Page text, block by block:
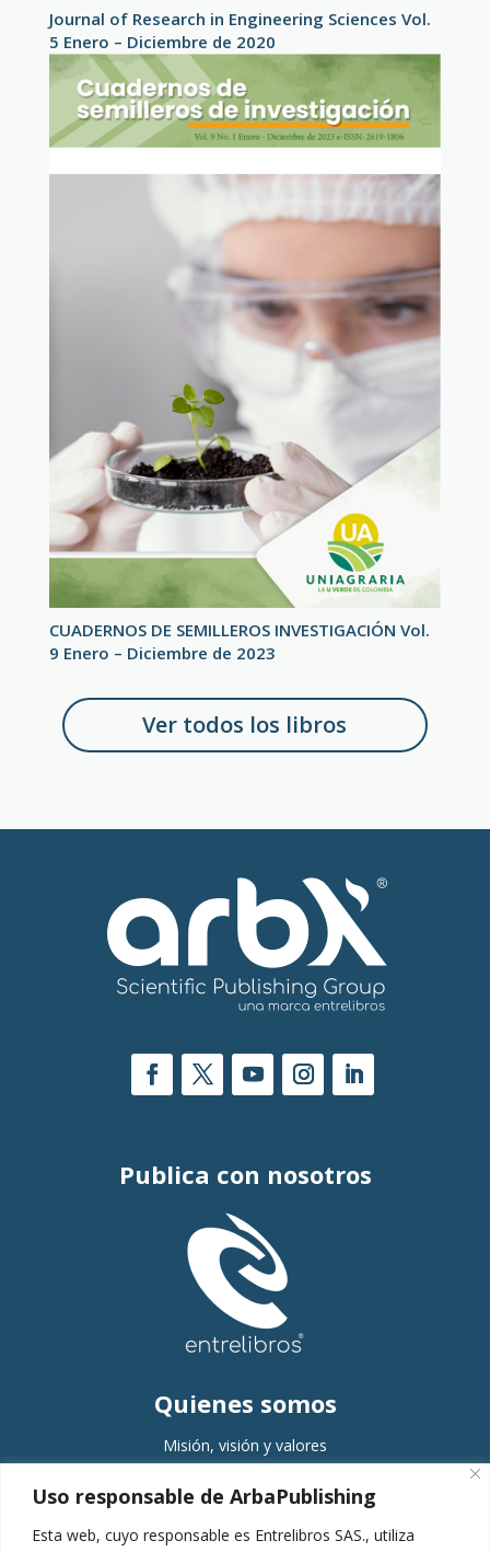
Uso responsable de ArbaPublishing
Esta web, cuyo responsable es Entrelibros SAS., utiliza
Journal of Research in Engineering Sciences Vol.
5 Enero – Diciembre de 2020
CUADERNOS DE SEMILLEROS INVESTIGACIÓN Vol.
9 Enero – Diciembre de 2023
Ver todos los libros
Publica con nosotros
Quienes somos
Misión, visión y valores
Equipo